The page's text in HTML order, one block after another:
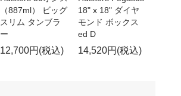
（887ml） ビッグ
スリム タンブラ
ー
12,700円(税込)
18" x 18" ダイヤ
モンド ボックス
ed D
14,520円(税込)